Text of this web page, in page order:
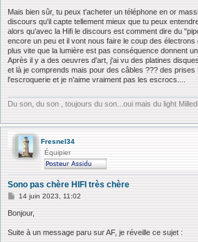
s
s
g
e
Mais bien sûr, tu peux t'acheter un téléphone en or
discours qu'il capte tellement mieux que tu peux
alors qu'avec la Hifi le discours est comment dire du
encore un peu et il vont nous faire le coup des
plus vite que la lumière est pas conséquence donnent
Après il y a des oeuvres d'art, j'ai vu des platines
et là je comprends mais pour des câbles ??? des
l'escroquerie et je n'aime vraiment pas les escrocs....
Du son, du son , toujours du son...oui mais du light
Fresnel34
Équipier
Sono pas chère HIFI très chère
M
s
a
g
14 juin 2023, 11:02
Bonjour,
Suite à un message paru sur AF, je réveille ce sujet :